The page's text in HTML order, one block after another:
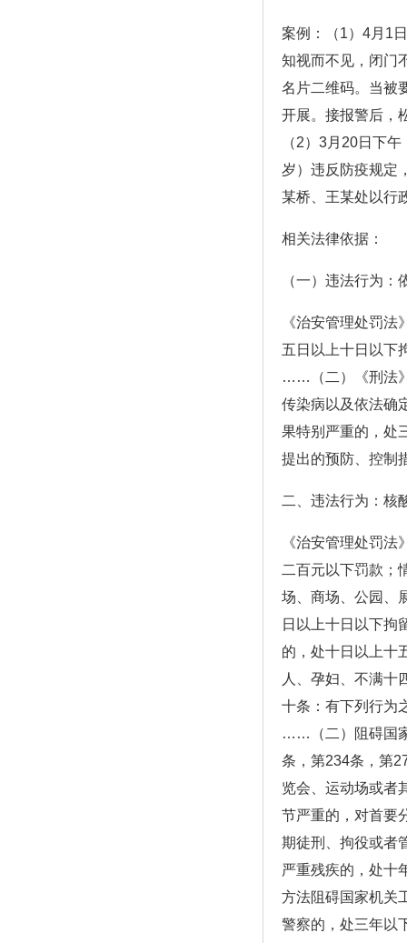
案例：（1）4月1
知视而不见，闭门
名片二维码。当被
开展。接报警后，
（2）3月20日下
岁）违反防疫规定
某桥、王某处以行
相关法律依据：
（一）违法行为
《治安管理处罚
五日以上十日以下
……（二）《刑法
传染病以及依法确
果特别严重的，处
提出的预防、控制
二、违法行为：核
《治安管理处罚
二百元以下罚款；
场、商场、公园、
日以上十日以下拘
的，处十日以上十
人、孕妇、不满十
十条：有下列行为
……（二）阻碍国
条，第234条，第
览会、运动场或者
节严重的，对首要
期徒刑、拘役或者
严重残疾的，处十
方法阻碍国家机关
警察的，处三年以